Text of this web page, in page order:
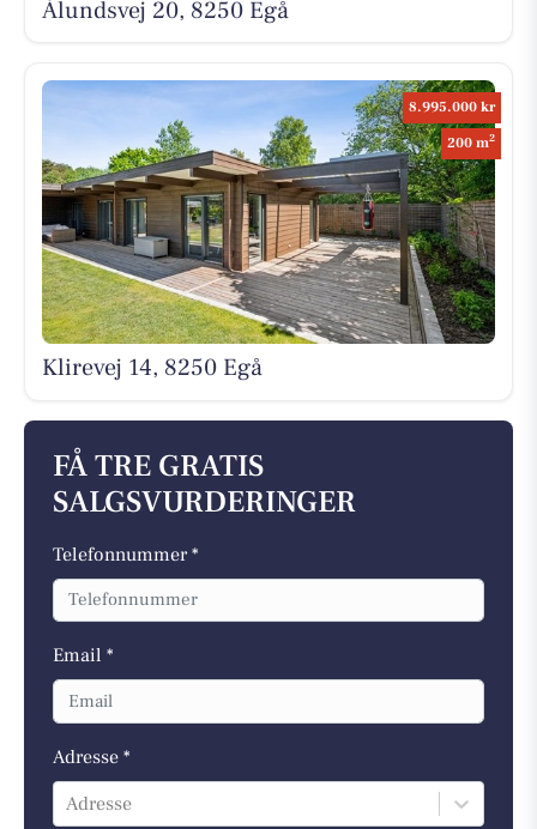
Ålundsvej 20, 8250 Egå
8.995.000 kr
200 m2
Klirevej 14, 8250 Egå
FÅ TRE GRATIS
SALGSVURDERINGER
Telefonnummer *
Email *
Adresse *
Adresse